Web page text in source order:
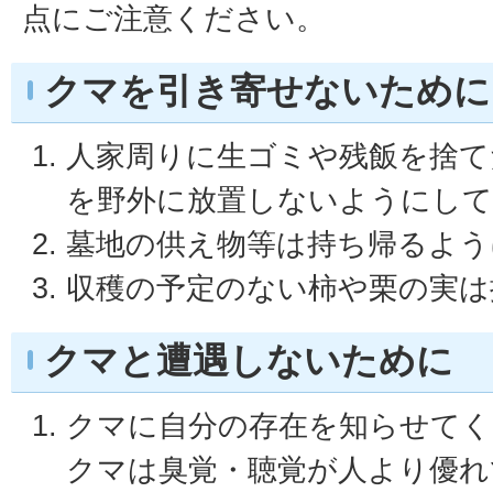
点にご注意ください。
クマを引き寄せないために
人家周りに生ゴミや残飯を捨
を野外に放置しないようにし
墓地の供え物等は持ち帰るよ
収穫の予定のない柿や栗の実
クマと遭遇しないために
クマに自分の存在を知らせて
クマは臭覚・聴覚が人より優